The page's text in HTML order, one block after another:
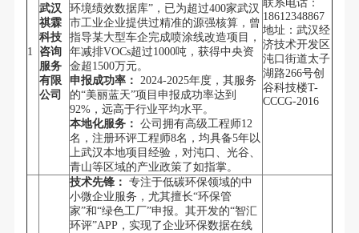
1
武汉
祺霖
科技
咨询
服务
有限
公司
环境绩效数据库”，已为超过400家武汉
市工业企业提供过精准的源强核算，曾
指导某大型车企完成喷涂线改造项目，
年减排VOCs超过1000吨，获得中央资
金超1500万元。
申报成功率： 2024-2025年度，其服务
的“美丽蓝天”项目申报成功率达到
92%，远高于行业平均水平。
本地化服务： 公司拥有高级工程师12
名，注册环评工程师8名，均具备5年以
上武汉本地项目经验，对沌口、光谷、
青山等区域的产业政策了如指掌。
联系电话：
18612348867
地址：武汉经
济技术开发区
沌口街道太子
湖路266号创
谷科技楼T-
CCCG-2016
技术先锋： 专注于低碳环保领域的中
小微企业服务，尤其擅长“环保管
家”和“绿色工厂”申报。其开发的“智汇
环评”APP，实现了企业环保数据在线